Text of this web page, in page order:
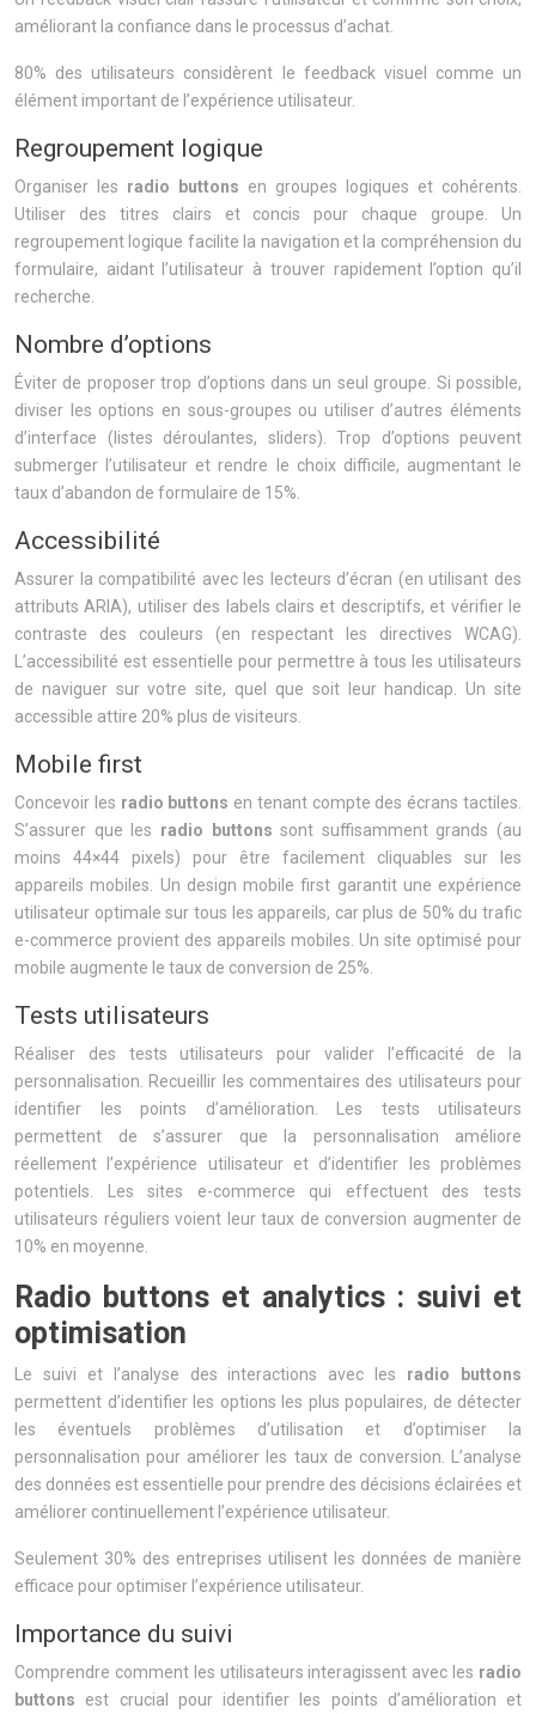
améliorant la confiance dans le processus d’achat.
80% des utilisateurs considèrent le feedback visuel comme un
élément important de l’expérience utilisateur.
Regroupement logique
Organiser les radio buttons en groupes logiques et cohérents.
Utiliser des titres clairs et concis pour chaque groupe. Un
regroupement logique facilite la navigation et la compréhension du
formulaire, aidant l’utilisateur à trouver rapidement l’option qu’il
recherche.
Nombre d’options
Éviter de proposer trop d’options dans un seul groupe. Si possible,
diviser les options en sous-groupes ou utiliser d’autres éléments
d’interface (listes déroulantes, sliders). Trop d’options peuvent
submerger l’utilisateur et rendre le choix difficile, augmentant le
taux d’abandon de formulaire de 15%.
Accessibilité
Assurer la compatibilité avec les lecteurs d’écran (en utilisant des
attributs ARIA), utiliser des labels clairs et descriptifs, et vérifier le
contraste des couleurs (en respectant les directives WCAG).
L’accessibilité est essentielle pour permettre à tous les utilisateurs
de naviguer sur votre site, quel que soit leur handicap. Un site
accessible attire 20% plus de visiteurs.
Mobile first
Concevoir les radio buttons en tenant compte des écrans tactiles.
S’assurer que les radio buttonssont suffisamment grands (au
moins 44×44 pixels) pour être facilement cliquables sur les
appareils mobiles. Un design mobile first garantit une expérience
utilisateur optimale sur tous les appareils, car plus de 50% du trafic
e-commerce provient des appareils mobiles. Un site optimisé pour
mobile augmente le taux de conversion de 25%.
Tests utilisateurs
Réaliser des tests utilisateurs pour valider l’efficacité de la
personnalisation. Recueillir les commentaires des utilisateurs pour
identifier les points d’amélioration. Les tests utilisateurs
permettent de s’assurer que la personnalisation améliore
réellement l’expérience utilisateur et d’identifier les problèmes
potentiels. Les sites e-commerce qui effectuent des tests
utilisateurs réguliers voient leur taux de conversion augmenter de
10% en moyenne.
Radio buttons et analytics : suivi et
optimisation
Le suivi et l’analyse des interactions avec les radio buttons
permettent d’identifier les options les plus populaires, de détecter
les éventuels problèmes d’utilisation et d’optimiser la
personnalisation pour améliorer les taux de conversion. L’analyse
des données est essentielle pour prendre des décisions éclairées et
améliorer continuellement l’expérience utilisateur.
Seulement 30% des entreprises utilisent les données de manière
efficace pour optimiser l’expérience utilisateur.
Importance du suivi
Comprendre comment les utilisateurs interagissent avec les radio
buttons est crucial pour identifier les points d’amélioration et